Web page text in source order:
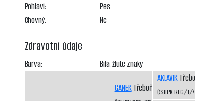
Pohlaví:
Pes
Chovný:
Ne
Zdravotní údaje
Barva: Bílá, žluté znaky
GANEKTřeboň-Kopeček CS
AKLAVIKTřeboň-
ČSHPK REG/1/77